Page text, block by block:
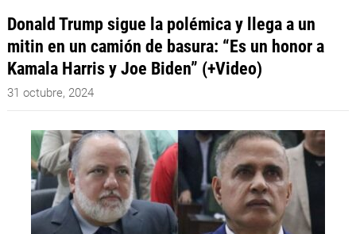
Donald Trump sigue la polémica y llega a un
mitin en un camión de basura: “Es un honor a
Kamala Harris y Joe Biden” (+Video)
31 octubre, 2024